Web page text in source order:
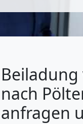
Beiladung
nach
anfragen